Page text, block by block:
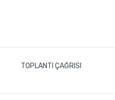
TOPLANTI ÇAĞRISI